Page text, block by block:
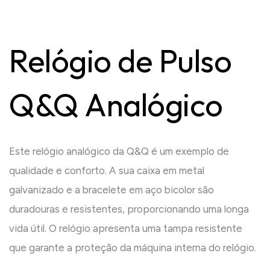
Relógio de Pulso
Q&Q Analógico
Este relógio analógico da Q&Q é um exemplo de
qualidade e conforto. A sua caixa em metal
galvanizado e a bracelete em aço bicolor são
duradouras e resistentes, proporcionando uma longa
vida útil. O relógio apresenta uma tampa resistente
que garante a proteção da máquina interna do relógio.